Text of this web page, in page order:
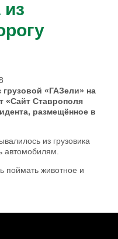
«ГАЗели» на
«Сайт Ставрополя
размещённое в
из грузовика
автомобилям.
поймать животное и